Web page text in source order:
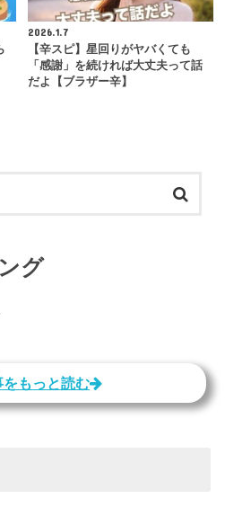
2026.1.7
【辛スピ】星回りがヤバくても
「感謝」を続ければ大丈夫って話
だよ【ブラザー辛】
グ
をもっと読む